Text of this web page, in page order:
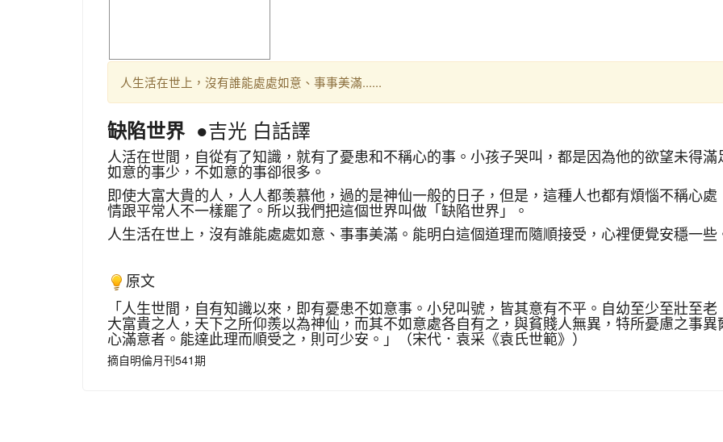
人生活在世上，沒有誰能處處如意、事事美滿......
缺陷世界●吉光 白話譯
人活在世間，自從有了知識，就有了憂患和不稱心的事。小孩子哭叫，都是因為他的欲望未得
如意的事少，不如意的事卻很多。
即使大富大貴的人，人人都羡慕他，過的是神仙一般的日子，但是，這種人也都有煩惱不稱心
情跟平常人不一樣罷了。所以我們把這個世界叫做「缺陷世界」。
人生活在世上，沒有誰能處處如意、事事美滿。能明白這個道理而隨順接受，心裡便覺安穩一些
原文
「人生世間，自有知識以來，即有憂患不如意事。小兒叫號，皆其意有不平。自幼至少至壯至
大富貴之人，天下之所仰羨以為神仙，而其不如意處各自有之，與貧賤人無異，特所憂慮之事
心滿意者。能達此理而順受之，則可少安。」（宋代．袁采《袁氏世範》）
摘自明倫月刊541期